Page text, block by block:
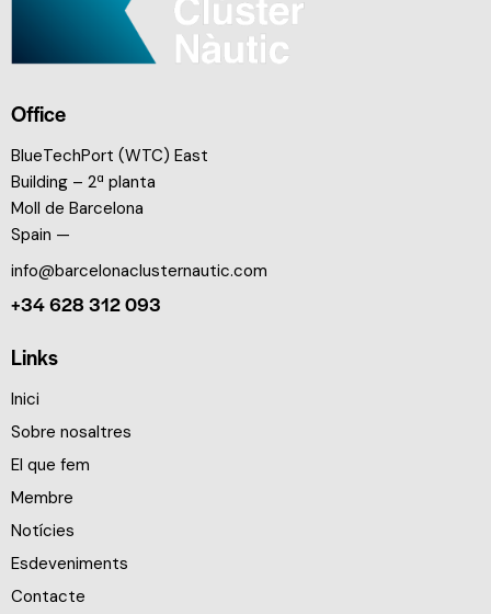
Office
BlueTechPort (WTC) East
Building – 2ª planta
Moll de Barcelona
Spain —
info@barcelonaclusternautic.com
+34 628 312 093
Links
Inici
Sobre nosaltres
El que fem
Membre
Notícies
Esdeveniments
Contacte